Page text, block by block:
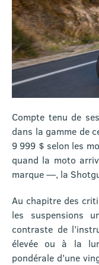
Compte tenu de
dans la gamme de
9 999 $ selon les
quand la moto
marque —, la
Au chapitre des
les suspensions
contraste de
élevée ou à la
pondérale d’une